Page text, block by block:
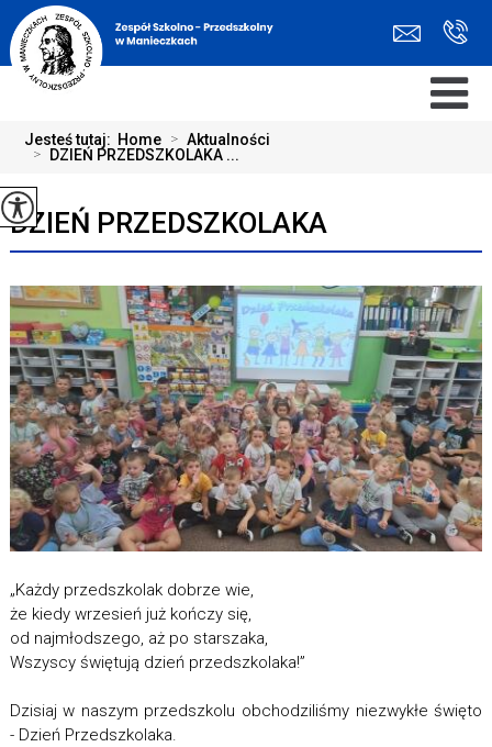
Jesteś tutaj: Home > Aktualności
> DZIEŃ PRZEDSZKOLAKA ...
DZIEŃ PRZEDSZKOLAKA
„Każdy przedszkolak dobrze wie,
że kiedy wrzesień już kończy się,
od najmłodszego, aż po starszaka,
Wszyscy świętują dzień przedszkolaka!”
Dzisiaj w naszym przedszkolu obchodziliśmy niezwykłe święto
- Dzień Przedszkolaka.